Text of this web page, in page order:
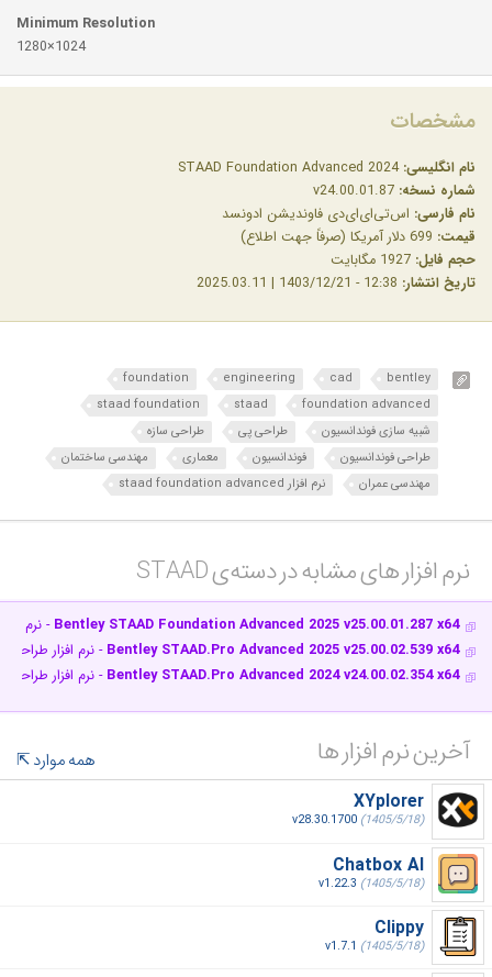
Minimum Resolution
1280×1024
مشخصات
نام انگلیسی: STAAD Foundation Advanced 2024
شماره نسخه:
نام فارسی: اس‌تی‌ای‌ای‌دی فاوندیشن ادونسد
قیمت:
حجم فایل:
تاریخ انتشار:
bentley
cad
engineering
foundation
foundation advanced
staad
staad foundation
شبیه سازی فوندانسیون‌
طراحی پی
طراحی سازه
طراحی فوندانسیون
فوندانسیون معماری
مهندسی ساختمان
مهندسی عمران
نرم افزار staad foundation advanced
نرم افزار های مشابه در دسته‌ی‌ STAAD‎
Bentley STAAD Foundation Advanced 2025 v25.00.01.287 x64 - نرم
Bentley STAAD.Pro Advanced 2025 v25.00.02.539 x64 - نرم افزار
Bentley STAAD.Pro Advanced 2024 v24.00.02.354 x64 - نرم افزار
آخرین نرم افزار ها
همه موارد
XYplorer
v28.30.1700 (1405/5/18)
Chatbox AI
v1.22.3 (1405/5/18)
Clippy
v1.7.1 (1405/5/18)